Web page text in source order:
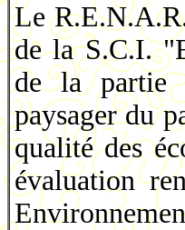
Le
de la S.C.I.
de la partie
paysager du
qualité des
évaluation